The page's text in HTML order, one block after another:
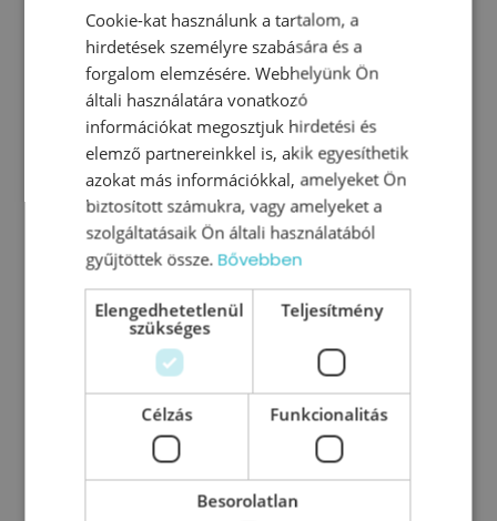
SimpleTrends podcast Kaszás
Péterrel: Motiváció vs. jövőkép
bizonytalanság
2025 elején a SimpleTrends Podcast vendége
volt Kaszás Péter, vezetéspszichológiai
szakértő, a TeamGuide ügyvezetője és a
TeamGuide Vezetői Akadémia alapítója. Az
Cookie-kat használunk a tartalom, a
hirdetések személyre szabására és a
forgalom elemzésére. Webhelyünk Ön
általi használatára vonatkozó
információkat megosztjuk hirdetési és
elemző partnereinkkel is, akik egyesíthetik
azokat más információkkal, amelyeket Ön
biztosított számukra, vagy amelyeket a
szolgáltatásaik Ön általi használatából
gyűjtöttek össze.Bővebben
Elengedhetetlenül
szükséges
Teljesítmény
Célzás Funkcionalitás
Besorolatlan